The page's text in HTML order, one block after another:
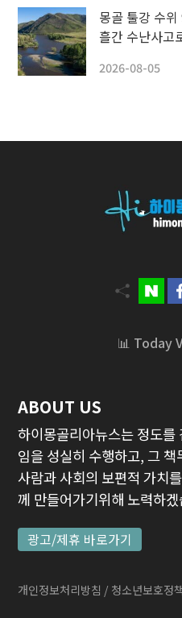
몽골 툴강 수
흘간 수난사고
2026-08-05
📊 Today
ABOUT US
하이몽골리아뉴스는 정도를
임을 성실히 수행하고, 그
사람과 사회의 보편적 가치
께 만들어가기위해 노력하
광고/제휴 바로가기
개인정보처리방침 / 청소년보호정책